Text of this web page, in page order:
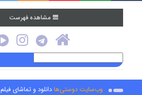
مشاهده فهرست
وب‌سایت دوستی‌هادانلود و تماشای فیلم